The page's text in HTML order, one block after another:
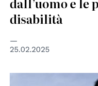
disabilità
25.02.2025